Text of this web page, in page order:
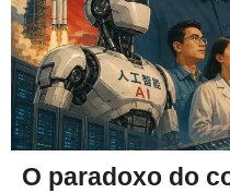
O paradoxo do